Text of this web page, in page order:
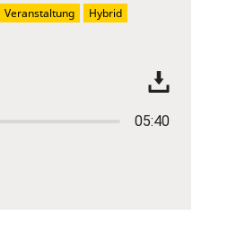
05:40
Veranstaltung Hybrid